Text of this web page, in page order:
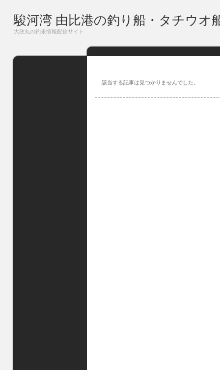
駿河湾 由比港の釣り船・タチウオ
大政丸の釣果情報配信サイト
該当する記事は見つかりませんでした。